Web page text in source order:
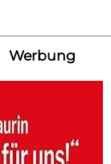
Werbung